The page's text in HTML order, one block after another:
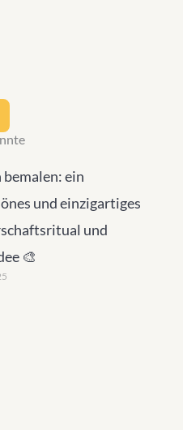
bemalen: ein
und einzigartiges
und
🎨